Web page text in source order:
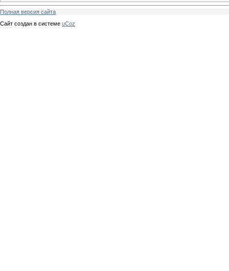
Полная версия сайта
Сайт создан в системе uCoz